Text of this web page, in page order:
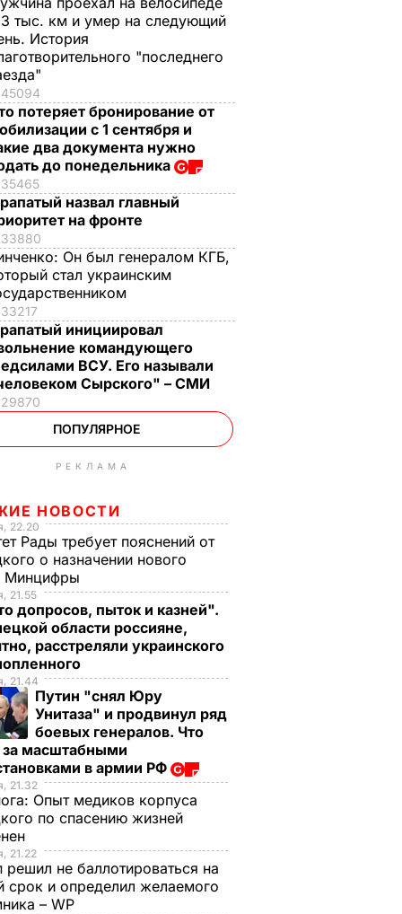
тыс. км и умер на следующий
История
"последнего
45094
потеряет бронирование от
с 1 сентября и
два документа нужно
до понедельника
35465
назвал главный
на фронте
33880
Он был генералом КГБ,
стал украинским
33217
инициировал
командующего
ВСУ. Его называли
Сырского" – СМИ
29870
ПОПУЛЯРНОЕ
РЕКЛАМА
НОВОСТИ
22.20
Рады требует пояснений от
о назначении нового
Минцифры
21.55
допросов, пыток и казней".
области россияне,
расстреляли украинского
21.44
Путин "снял Юру
Унитаза" и продвинул ряд
боевых генералов. Что
за масштабными
в армии РФ
21.32
Опыт медиков корпуса
по спасению жизней
21.22
решил не баллотироваться на
срок и определил желаемого
– WP